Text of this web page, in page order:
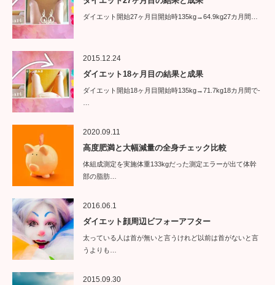
ダイエット開始27ヶ月目開始時135kg→64.9kg27カ月間…
2015.12.24
ダイエット18ヶ月目の結果と成果
ダイエット開始18ヶ月目開始時135kg→71.7kg18カ月間で-
2020.09.11
高度肥満と大幅減量の全身チェック比較
体組成測定を実施体重133kgだった測定エラーが出て体幹
部の脂肪…
2016.06.1
ダイエット顔周辺ビフォーアフター
太っている人は首が無いと言うけれど以前は首がないと言
うよりも…
2015.09.30